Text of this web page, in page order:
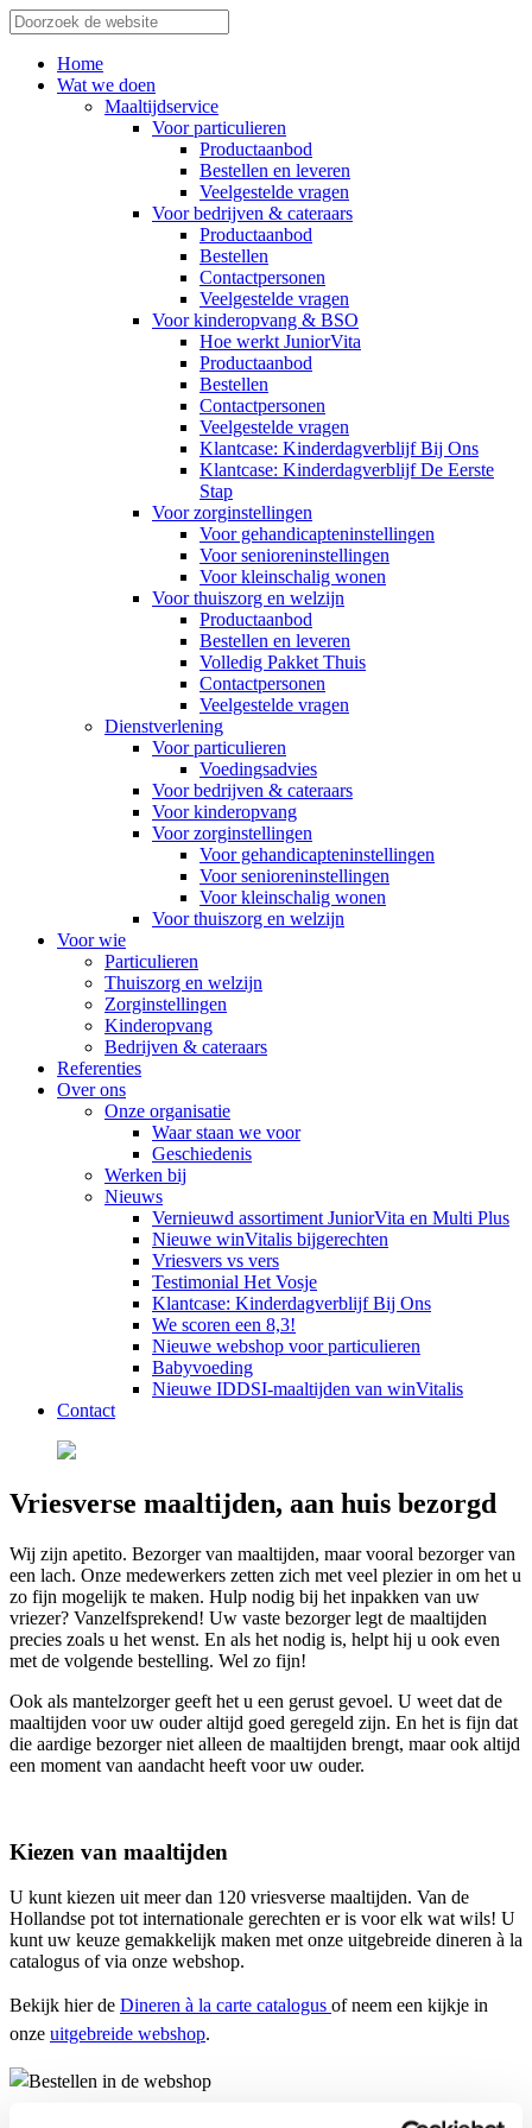
Home
Wat we doen
Maaltijdservice
Voor particulieren
Productaanbod
Bestellen en leveren
Veelgestelde vragen
Voor bedrijven & cateraars
Productaanbod
Bestellen
Contactpersonen
Veelgestelde vragen
Voor kinderopvang & BSO
Hoe werkt JuniorVita
Productaanbod
Bestellen
Contactpersonen
Veelgestelde vragen
Klantcase: Kinderdagverblijf Bij Ons
Klantcase: Kinderdagverblijf De Eerste
Stap
Voor zorginstellingen
Voor gehandicapteninstellingen
Voor senioreninstellingen
Voor kleinschalig wonen
Voor thuiszorg en welzijn
Productaanbod
Bestellen en leveren
Volledig Pakket Thuis
Contactpersonen
Veelgestelde vragen
Dienstverlening
Voor particulieren
Voedingsadvies
Voor bedrijven & cateraars
Voor kinderopvang
Voor zorginstellingen
Voor gehandicapteninstellingen
Voor senioreninstellingen
Voor kleinschalig wonen
Voor thuiszorg en welzijn
Voor wie
Particulieren
Thuiszorg en welzijn
Zorginstellingen
Kinderopvang
Bedrijven & cateraars
Referenties
Over ons
Onze organisatie
Waar staan we voor
Geschiedenis
Werken bij
Nieuws
Vernieuwd assortiment JuniorVita en Multi Plus
Nieuwe winVitalis bijgerechten
Vriesvers vs vers
Testimonial Het Vosje
Klantcase: Kinderdagverblijf Bij Ons
We scoren een 8,3!
Nieuwe webshop voor particulieren
Babyvoeding
Nieuwe IDDSI-maaltijden van winVitalis
Contact
Vriesverse maaltijden, aan huis bezorgd
Wij zijn apetito. Bezorger van maaltijden, maar vooral bezorger van
een lach. Onze medewerkers zetten zich met veel plezier in om het u
zo fijn mogelijk te maken. Hulp nodig bij het inpakken van uw
vriezer? Vanzelfsprekend! Uw vaste bezorger legt de maaltijden
precies zoals u het wenst. En als het nodig is, helpt hij u ook even
met de volgende bestelling. Wel zo fijn!
Ook als mantelzorger geeft het u een gerust gevoel. U weet dat de
maaltijden voor uw ouder altijd goed geregeld zijn. En het is fijn dat
die aardige bezorger niet alleen de maaltijden brengt, maar ook altijd
een moment van aandacht heeft voor uw ouder.
Kiezen van maaltijden
U kunt kiezen uit meer dan 120 vriesverse maaltijden. Van de
Hollandse pot tot internationale gerechten er is voor elk wat wils! U
kunt uw keuze gemakkelijk maken met onze uitgebreide dineren à la
catalogus of via onze webshop.
Bekijk hier de Dineren à la carte catalogus of neem een kijkje in
onze uitgebreide webshop.